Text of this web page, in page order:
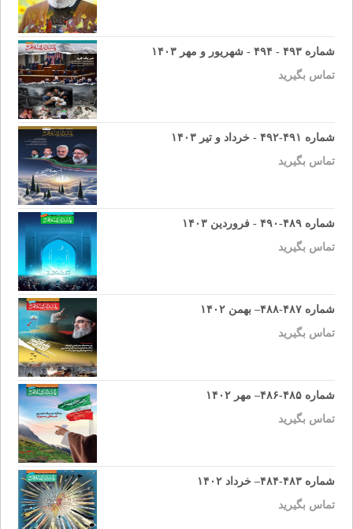
شماره ۴۹۳ - ۴۹۴ - شهریور و مهر ۱۴۰۳
تماس بگیرید
شماره ۴۹۱-۴۹۲ - خرداد و تیر ۱۴۰۳
تماس بگیرید
شماره ۴۸۹-۴۹۰ - فروردین ۱۴۰۳
تماس بگیرید
شماره ۴۸۷-۴۸۸– بهمن ۱۴۰۲
تماس بگیرید
شماره ۴۸۵-۴۸۶– مهر ۱۴۰۲
تماس بگیرید
شماره ۴۸۳-۴۸۴– خرداد ۱۴۰۲
تماس بگیرید